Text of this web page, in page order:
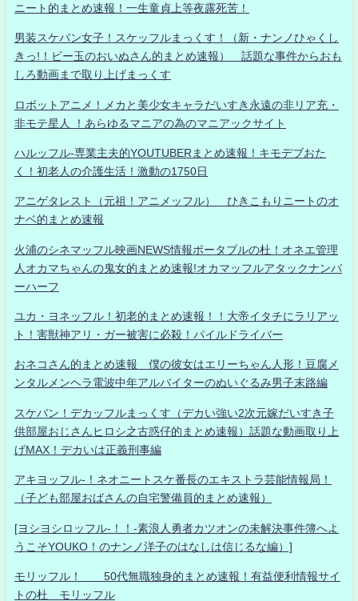
ニート的まとめ速報！一生童貞上等夜露死苦！
男装スケバン女子！スケッフルまっくす！（新・ナンノひゃくし
きっ!！ビー玉のおいぬさん的まとめ速報） 話題な事件からおも
しろ動画まで取り上げまっくす
ロボットアニメ！メカと美少女キャラだいすき永遠の非リア充・
非モテ星人 ！あらゆるマニアの為のマニアックサイト
ハルッフル-専業主夫的YOUTUBERまとめ速報！キモデブおた
く！初老人の介護生活！激動の1750日
アニゲタレスト（元祖！アニメッフル） ひきこもりニートのオ
ナベ的まとめ速報
火浦のシネマッフル映画NEWS情報ポータブルの杜！オネエ管理
人オカマちゃんの鬼女的まとめ速報!オカマッフルアタックナンバ
ーハーフ
ユカ・ヨネッフル！初老的まとめ速報！！大帝イタチにラリアッ
ト！害獣神アリ・ガー被害に必殺！パイルドライバー
おネコさん的まとめ速報 僕の彼女はエリーちゃん人形！豆腐メ
ンタルメンヘラ電波中年アルバイターのぬいぐるみ男子末路編
スケバン！デカッフルまっくす（デカい強い2次元嫁だいすき子
供部屋おじさんヒロシ之古惑仔的まとめ速報）話題な動画取り上
げMAX！デカいは正義刑事編
アキヨッフル-！ネオニートスケ番長のエキストラ芸能情報局！
（子ども部屋おばさんの自宅警備員的まとめ速報）
[ヨシヨシロッフル-！！-素浪人勇者カツオンの未解決事件簿へよ
うこそYOUKO！のナンノ洋子のはなしは信じるな編）]
モリッフル！ 50代無職独身的まとめ速報！有益便利情報サイ
トの杜 モリッフル